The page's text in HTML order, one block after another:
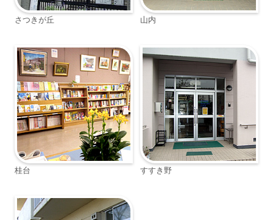
さつきが丘 山内
桂台 すすき野